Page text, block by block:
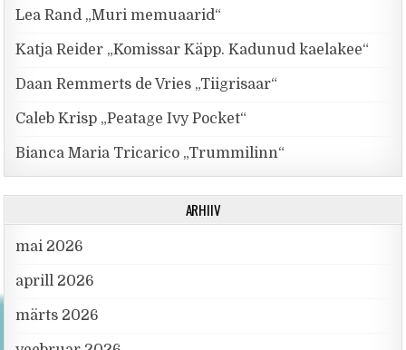
Lea Rand „Muri memuaarid“
Katja Reider „Komissar Käpp. Kadunud kaelakee“
Daan Remmerts de Vries „Tiigrisaar“
Caleb Krisp „Peatage Ivy Pocket“
Bianca Maria Tricarico „Trummilinn“
ARHIIV
mai 2026
aprill 2026
märts 2026